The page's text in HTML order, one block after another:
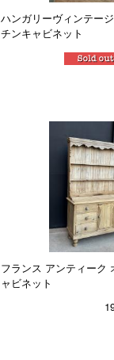
ハンガリーヴィンテー
チンキャビネット
フランス アンティーク
ャビネット